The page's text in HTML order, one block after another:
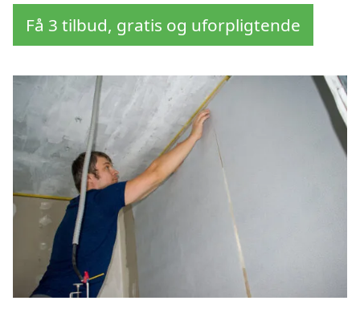
Få 3 tilbud, gratis og uforpligtende